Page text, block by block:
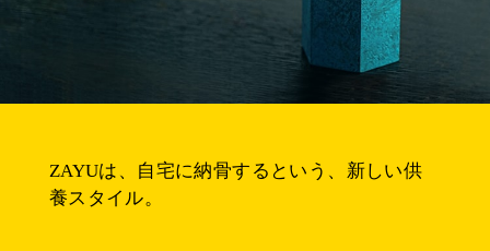
ZAYUは、自宅に納骨するという、新しい供
養スタイル。